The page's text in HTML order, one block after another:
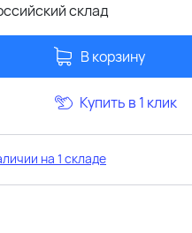
склад
В корзину
Купить в 1 клик
на 1 складе